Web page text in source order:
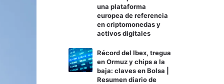
una plataforma
europea de referencia
en criptomonedas y
activos digitales
Récord del Ibex, tregua
en Ormuz y chips a la
baja: claves en Bolsa |
Resumen diario de